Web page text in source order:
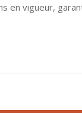
vigueur,